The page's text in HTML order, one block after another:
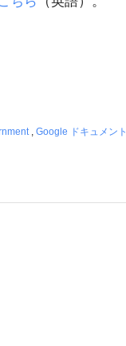
, Google ドキュメント